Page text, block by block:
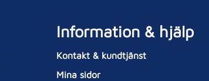
Information & hjälp
Kontakt & kundtjänst
Mina sidor